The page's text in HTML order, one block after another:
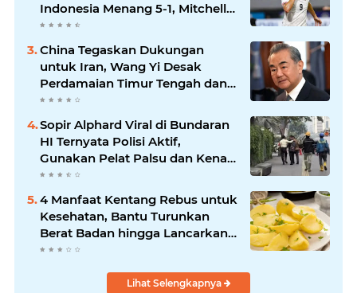
Indonesia Menang 5-1, Mitchell
Baker Hattrick dan Puncaki Top
Skor
China Tegaskan Dukungan
untuk Iran, Wang Yi Desak
Perdamaian Timur Tengah dan
Soroti Ketegangan dengan AS
Sopir Alphard Viral di Bundaran
HI Ternyata Polisi Aktif,
Gunakan Pelat Palsu dan Kena
Tilang
4 Manfaat Kentang Rebus untuk
Kesehatan, Bantu Turunkan
Berat Badan hingga Lancarkan
Pencernaan
Lihat Selengkapnya